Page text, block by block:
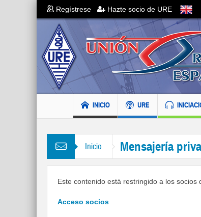
Regístrese Hazte socio de URE
INICIO URE
Inicio Mensajería
Este contenido está restringido a los socios
Acceso socios